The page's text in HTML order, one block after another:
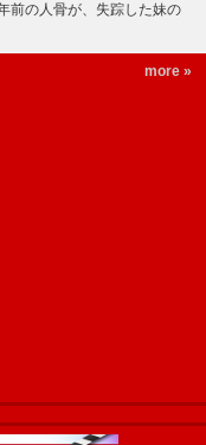
前の人骨が、失踪した妹の
more »